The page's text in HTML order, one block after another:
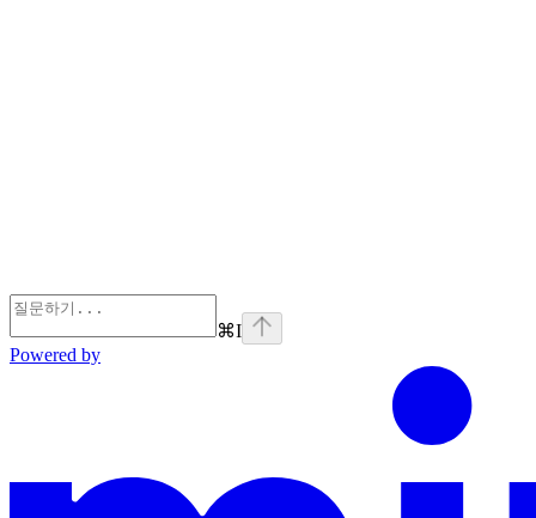
⌘I
Powered by